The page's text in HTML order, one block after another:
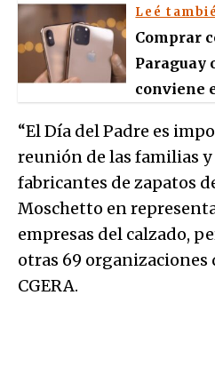
Leé
Comprar
Paraguay
conviene
“El Día del Padre es
reunión de las familias
fabricantes de zapatos
Moschetto en
empresas del calzado,
otras 69 organizaciones
CGERA.